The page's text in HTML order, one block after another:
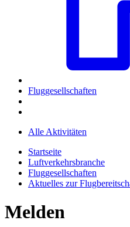
Fluggesellschaften
Alle Aktivitäten
Startseite
Luftverkehrsbranche
Fluggesellschaften
Aktuelles zur
Melden